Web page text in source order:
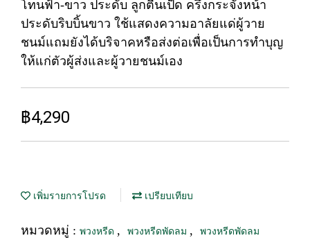
โทนฟ้า-ขาว ประดับ ลูกตีนเป็ด ครึ่งกระจังหน้า
ประดับริบบิ้นขาว ใช้แสดงความอาลัยแด่ผู้วาย
ชนม์แถมยังได้บริจาคหรือส่งต่อเพื่อเป็นการทำบุญ
ให้แก่ตัวผู้ส่งและผู้วายชนม์เอง
฿4,290
เพิ่มรายการโปรด เปรียบเทียบ
หมวดหมู่ : พวงหรีด , พวงหรีดพัดลม ,
พวงหรีดพัดลม